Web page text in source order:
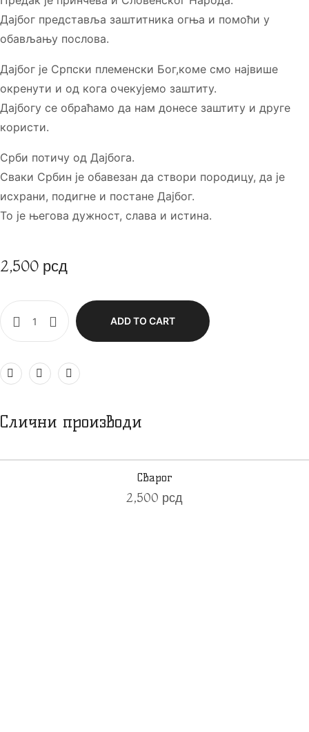
Дајбог представља заштитника огња и помоћи у
обављању послова.
Дајбог је Српски племенски Бог,коме смо највише
окренути и од кога очекујемо заштиту.
Дајбогу се обраћамо да нам донесе заштиту и друге
користи.
Срби потичу од Дајбога.
Сваки Србин је обавезан да створи породицу, да је
исхрани, подигне и постане Дајбог.
То је његова дужност, слава и истина.
2,500 рсд
ADD TO CART
Слични производи
Сварог
2,500 рсд